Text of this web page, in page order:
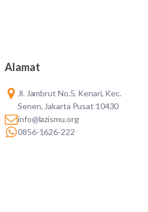
Alamat
Jl. Jambrut No.5, Kenari, Kec.
Senen, Jakarta Pusat 10430
info@lazismu.org
0856-1626-222